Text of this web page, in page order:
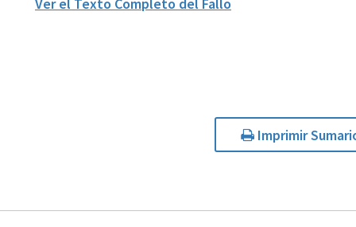
Ver el Texto Completo del Fallo
Imprimir